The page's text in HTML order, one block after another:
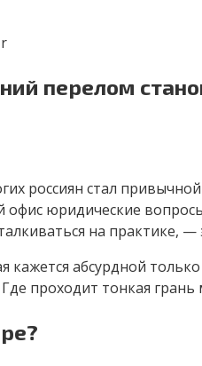
перелом
россиян стал
юридические
на практике,
абсурдной
проходит тонкая